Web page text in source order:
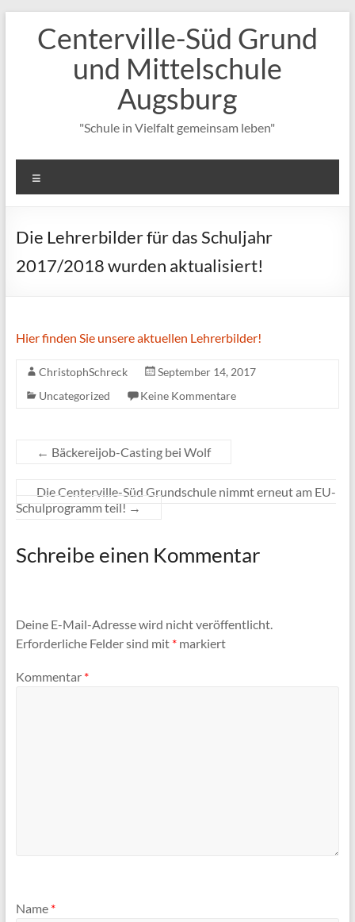
springenCenterville-Süd Grund
und Mittelschule
Augsburg
"Schule in Vielfalt gemeinsam leben"
Die Lehrerbilder für das Schuljahr
2017/2018 wurden aktualisiert!
Hier finden Sie unsere aktuellen Lehrerbilder!
ChristophSchreck
September 14, 2017
Uncategorized
Keine Kommentare
← Bäckereijob-Casting bei Wolf
Die Centerville-Süd Grundschule nimmt erneut am EU-
Schulprogramm teil! →
Schreibe einen Kommentar
Deine E-Mail-Adresse wird nicht veröffentlicht.
Erforderliche Felder sind mit *markiert
Kommentar *
Name *